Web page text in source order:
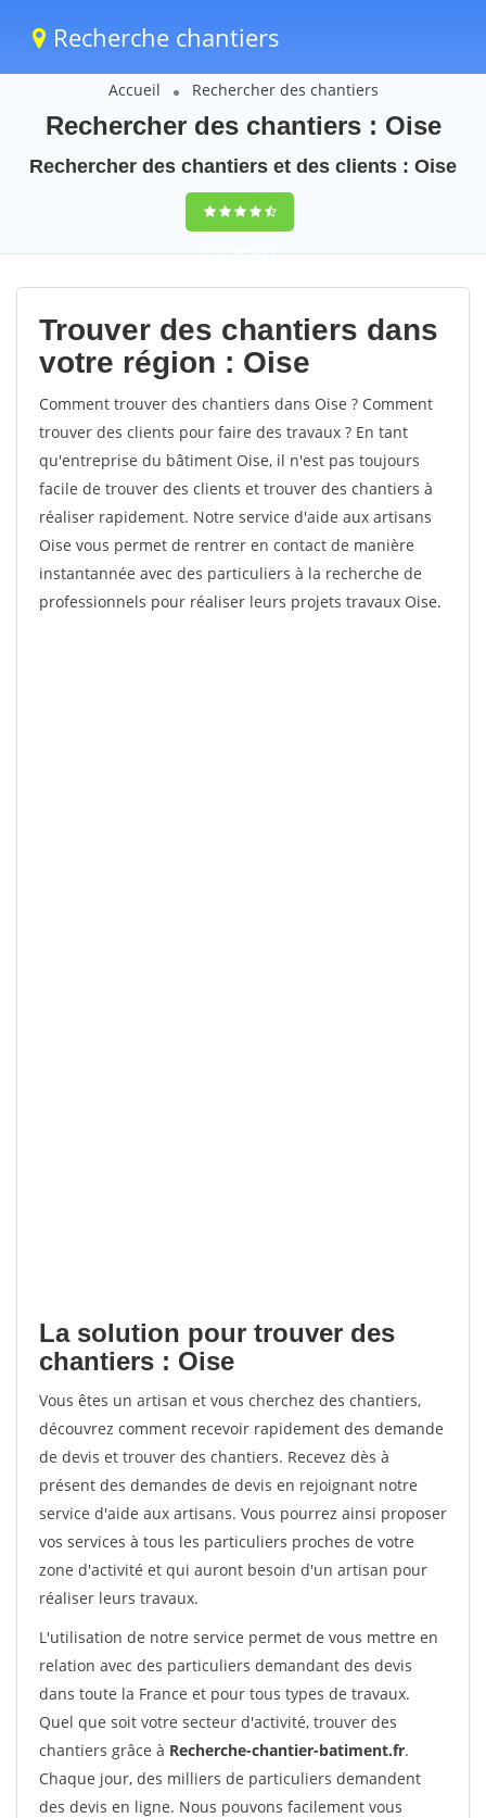
Recherche chantiers
Accueil Rechercher des chantiers
Rechercher des chantiers : Oise
Rechercher des chantiers et des clients : Oise
9,5(100%)29
votes
Trouver des chantiers dans
votre région : Oise
Comment trouver des chantiers dans Oise ? Comment
trouver des clients pour faire des travaux ? En tant
qu'entreprise du bâtiment Oise, il n'est pas toujours
facile de trouver des clients et trouver des chantiers à
réaliser rapidement. Notre service d'aide aux artisans
Oise vous permet de rentrer en contact de manière
instantannée avec des particuliers à la recherche de
professionnels pour réaliser leurs projets travaux Oise.
La solution pour trouver des
chantiers : Oise
Vous êtes un artisan et vous cherchez des chantiers,
découvrez comment recevoir rapidement des demande
de devis et trouver des chantiers. Recevez dès à
présent des demandes de devis en rejoignant notre
service d'aide aux artisans. Vous pourrez ainsi proposer
vos services à tous les particuliers proches de votre
zone d'activité et qui auront besoin d'un artisan pour
réaliser leurs travaux.
L'utilisation de notre service permet de vous mettre en
relation avec des particuliers demandant des devis
dans toute la France et pour tous types de travaux.
Quel que soit votre secteur d'activité, trouver des
chantiers grâce à Recherche-chantier-batiment.fr.
Chaque jour, des milliers de particuliers demandent
des devis en ligne. Nous pouvons facilement vous